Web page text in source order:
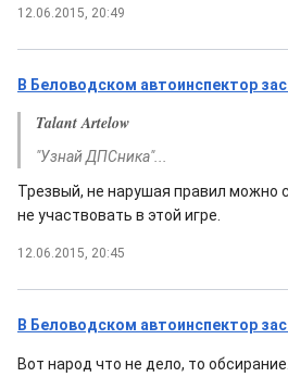
12.06.2015, 20:49
В Беловодском автоинспектор
Talant Artelow
"Узнай ДПСника"...
Трезвый, не нарушая правил можно
не участвовать в этой игре.
12.06.2015, 20:45
В Беловодском автоинспектор
Вот народ что не дело, то